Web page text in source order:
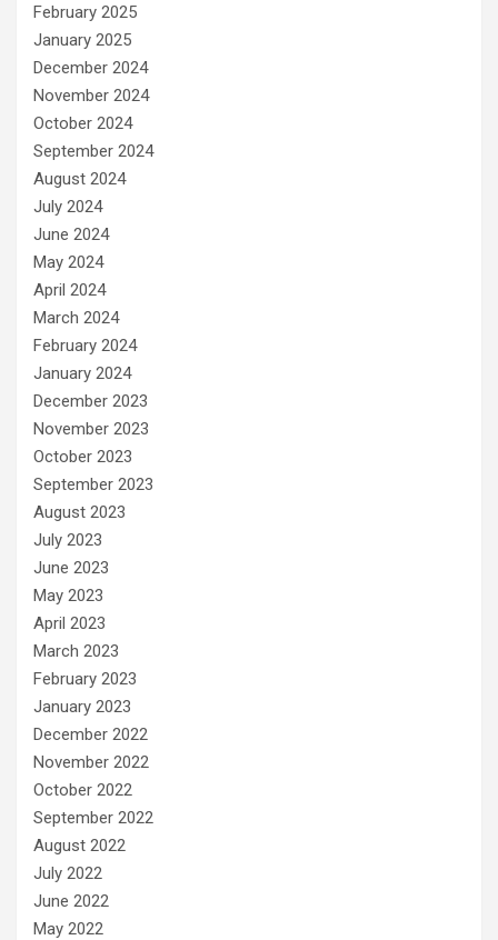
February 2025
January 2025
December 2024
November 2024
October 2024
September 2024
August 2024
July 2024
June 2024
May 2024
April 2024
March 2024
February 2024
January 2024
December 2023
November 2023
October 2023
September 2023
August 2023
July 2023
June 2023
May 2023
April 2023
March 2023
February 2023
January 2023
December 2022
November 2022
October 2022
September 2022
August 2022
July 2022
June 2022
May 2022